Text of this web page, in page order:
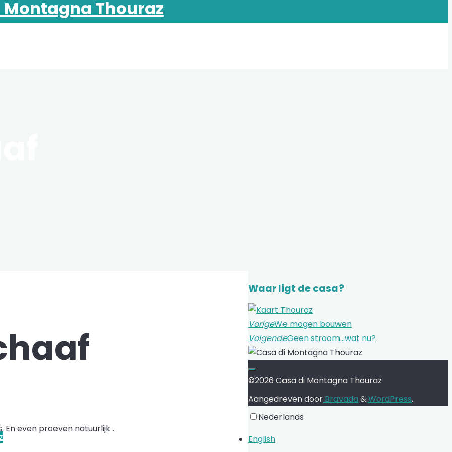
Montagna Thouraz
En even proeven natuurlijk .
Waar ligt de casa?
VorigeWe mogen bouwen
VolgendeGeen stroom…wat nu?
©2026 Casa di Montagna Thouraz
Aangedreven door Bravada &WordPress.
Nederlands
English